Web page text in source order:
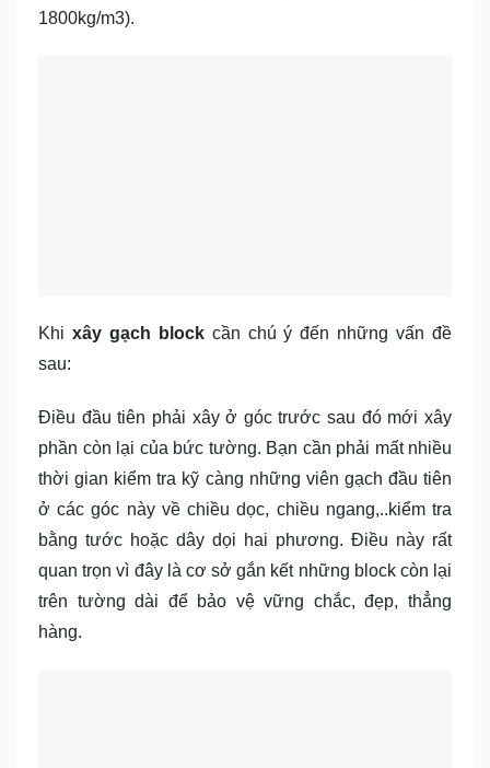
1800kg/m3).
Khi xây gạch blockcần chú ý đến những vấn đề
sau:
Điều đầu tiên phải xây ở góc trước sau đó mới xây
phần còn lại của bức tường. Bạn cần phải mất nhiều
thời gian kiểm tra kỹ càng những viên gạch đầu tiên
ở các góc này về chiều dọc, chiều ngang,..kiểm tra
bằng tước hoặc dây dọi hai phương. Điều này rất
quan trọn vì đây là cơ sở gắn kết những block còn lại
trên tường dài để bảo vệ vững chắc, đẹp, thẳng
hàng.